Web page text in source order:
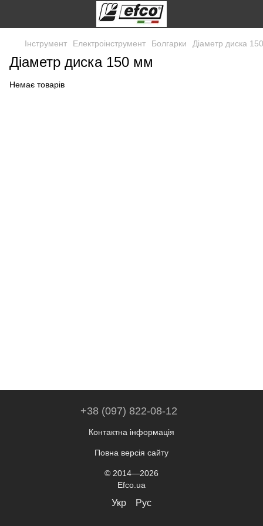
Інструмент Електроінструмент Болгарки Діаметр диска
Діаметр диска 150 мм
Немає товарів
+38 (097) 822-08-12
Контактна інформація
Повна версія сайту
© 2014—2026
Efco.ua
Укр Рус